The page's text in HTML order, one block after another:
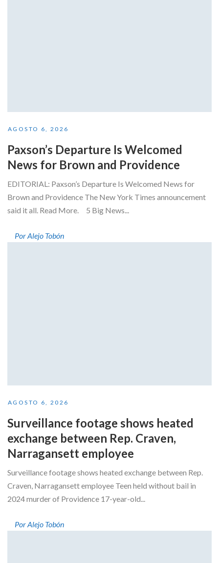
AGOSTO 6, 2026
Paxson’s Departure Is Welcomed
News for Brown and Providence
EDITORIAL: Paxson’s Departure Is Welcomed News for
Brown and Providence The New York Times announcement
said it all. Read More. 5 Big News...
Por Alejo Tobón
AGOSTO 6, 2026
Surveillance footage shows heated
exchange between Rep. Craven,
Narragansett employee
Surveillance footage shows heated exchange between Rep.
Craven, Narragansett employee Teen held without bail in
2024 murder of Providence 17-year-old...
Por Alejo Tobón